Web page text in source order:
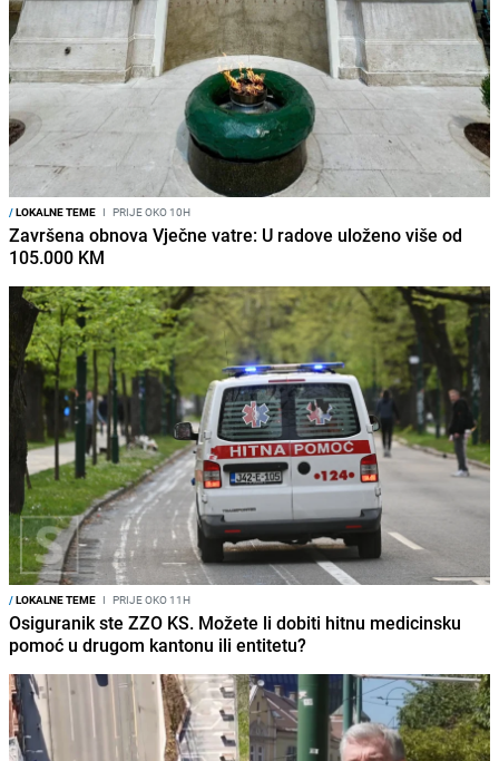
/LOKALNE TEME I PRIJE OKO 10H
Završena obnova Vječne vatre: U radove uloženo više od
105.000 KM
/LOKALNE TEME I PRIJE OKO 11H
Osiguranik ste ZZO KS. Možete li dobiti hitnu medicinsku
pomoć u drugom kantonu ili entitetu?